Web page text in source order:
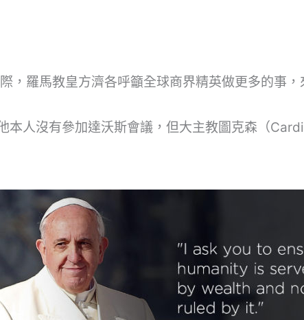
，羅馬教皇方濟各呼籲全球商界精英做更多的事
本人沒有參加達沃斯會議，但大主教圖克森（